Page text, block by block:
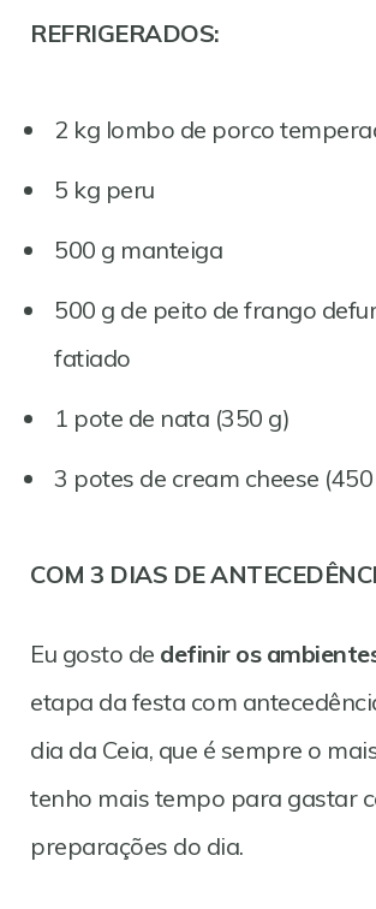
REFRIGERADOS:
2 kg lombo de porco
5 kg peru
500 g manteiga
500 g de peito de frango
fatiado
1 pote de nata (350 g)
3 potes de cream cheese (450
COM 3 DIAS DE
Eu gosto de definir os
etapa da festa com
dia da Ceia, que é sempre o
tenho mais tempo para gastar
preparações do dia.